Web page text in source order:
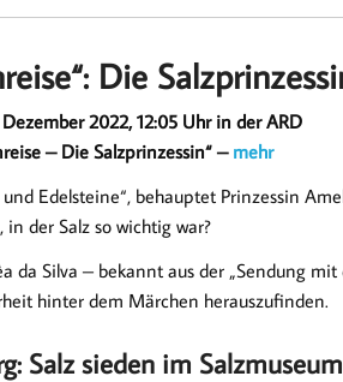
Die
2022, 12:05 Uhr in der ARD
– Die Salzprinzessin“ – mehr
und Edelsteine“, behauptet Prinzessin
der Salz so wichtig war?
da Silva – bekannt aus der „Sendung
hinter dem Märchen herauszufinden.
Salz sieden im Salzmuseum